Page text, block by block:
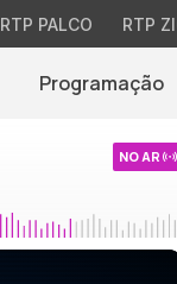
RTP PALCO RTP
Programação
NO AR